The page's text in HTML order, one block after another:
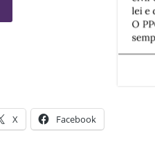
X Facebook